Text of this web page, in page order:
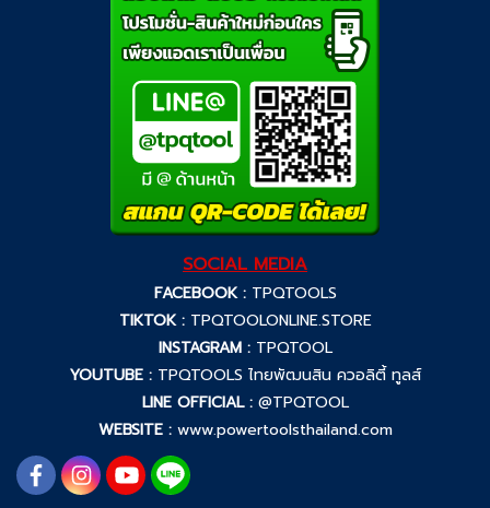
SOCIAL MEDIA
FACEBOOK : TPQTOOLS
TIKTOK : TPQTOOLONLINE.STORE
INSTAGRAM : TPQTOOL
YOUTUBE : TPQTOOLS ไทยพัฒนสิน ควอลิตี้ ทูลส์
LINE OFFICIAL : @TPQTOOL
WEBSITE : www.powertoolsthailand.com